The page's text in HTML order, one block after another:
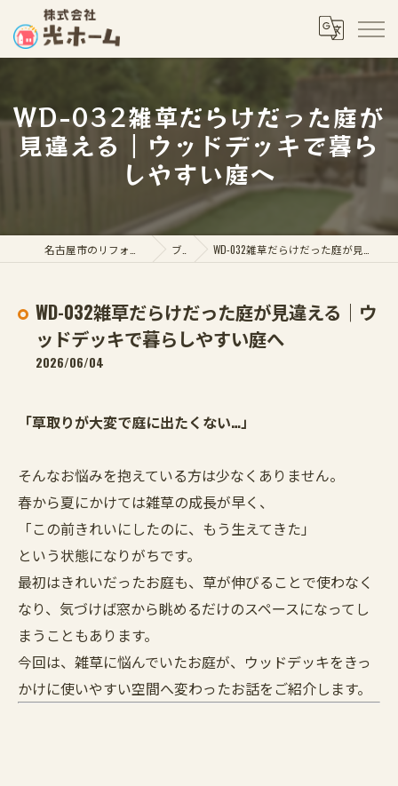
WD-032雑草だらけだった庭が
見違える｜ウッドデッキで暮ら
しやすい庭へ
ブログ WD-032雑草だらけだった庭が見違える｜ウッドデッキで暮らしやすい庭へ
WD-032雑草だらけだった庭が見違える｜ウ
ッドデッキで暮らしやすい庭へ
2026/06/04
「草取りが大変で庭に出たくない…」
そんなお悩みを抱えている方は少なくありません。
春から夏にかけては雑草の成長が早く、
「この前きれいにしたのに、もう生えてきた」
という状態になりがちです。
最初はきれいだったお庭も、草が伸びることで使わなく
なり、気づけば窓から眺めるだけのスペースになってし
まうこともあります。
今回は、雑草に悩んでいたお庭が、ウッドデッキをきっ
かけに使いやすい空間へ変わったお話をご紹介します。